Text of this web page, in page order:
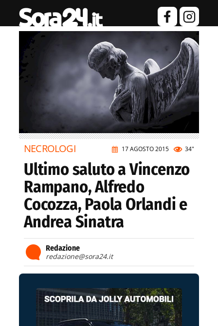
17 AGOSTO 2015 34"
NECROLOGI
Ultimo saluto a Vincenzo
Rampano, Alfredo
Cocozza, Paola Orlandi e
Andrea Sinatra
Redazione
redazione@sora24.it